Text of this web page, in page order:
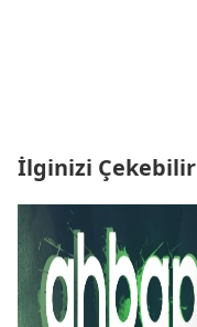
İlginizi Çekebilir